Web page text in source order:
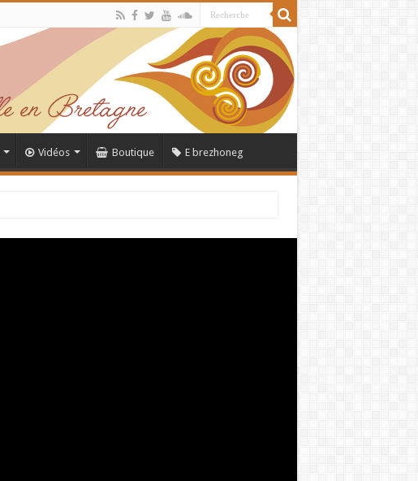
Vidéos Boutique E brezhoneg